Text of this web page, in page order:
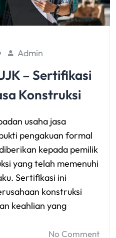
Admin
– Sertifikasi
Konstruksi
usaha jasa
pengakuan formal
kepada pemilik
yang telah memenuhi
Sertifikasi ini
konstruksi
keahlian yang
No Comment